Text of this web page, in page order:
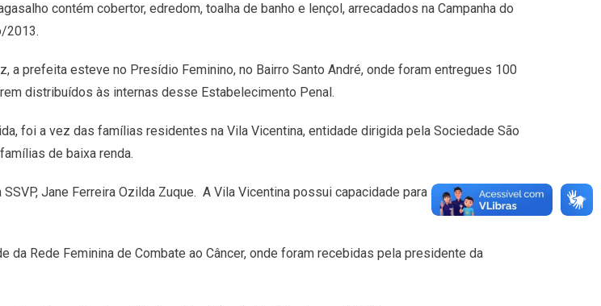
contém cobertor, edredom, toalha de banho e lençol, arrecadados na Campanha do
2013.
a prefeita esteve no Presídio Feminino, no Bairro Santo André, onde foram entregues 100
distribuídos às internas desse Estabelecimento Penal.
foi a vez das famílias residentes na Vila Vicentina, entidade dirigida pela Sociedade São
de baixa renda.
Jane Ferreira Ozilda Zuque. A Vila Vicentina possui capacidade para abrigar 20
Rede Feminina de Combate ao Câncer, onde foram recebidas pela presidente da